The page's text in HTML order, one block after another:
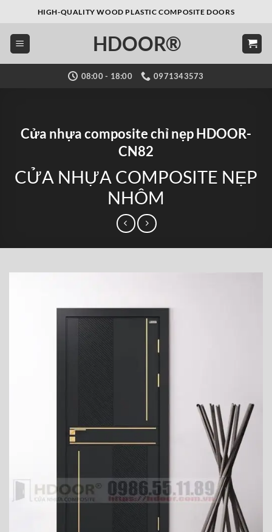
nội
dung
HIGH-QUALITY WOOD PLASTIC COMPOSITE DOORS
HDOOR®
08:00 - 18:00 0971343573
Cửa nhựa composite chỉ nẹp HDOOR-
CN82
CỬA NHỰA COMPOSITE NẸP
NHÔM